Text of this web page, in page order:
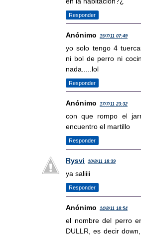
Responder
Anónimo 15/7/11 07:49
yo solo tengo 4
ni bol de perro ni
nada.....lol
Responder
Anónimo 17/7/11 23:32
con que rompo el
encuentro el martillo
Responder
Rysvi 10/8/11 18:39
ya saliiii
Responder
Anónimo 14/8/11 18:54
el nombre del perro
DULLR, es decir